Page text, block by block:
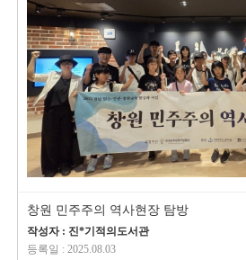
창원 민주주의 역사현장 탐방
작성자 : 진*기적의도서관
등록일 : 2025.08.03